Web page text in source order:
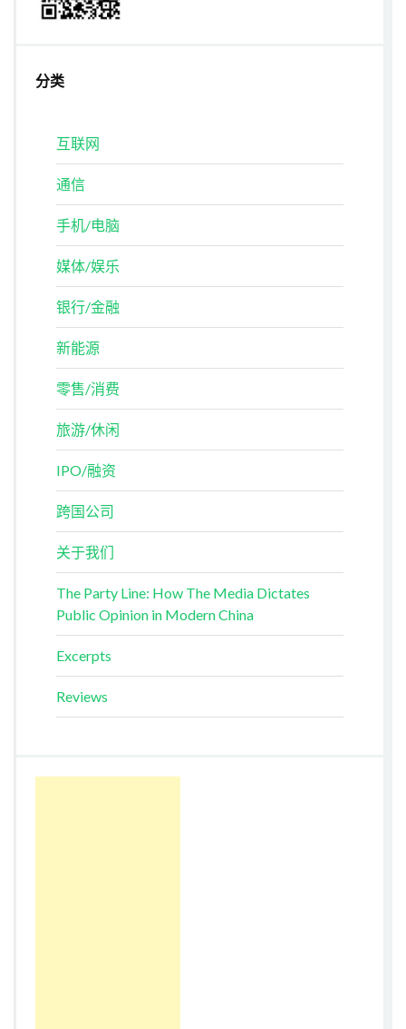
分类
互联网
通信
手机/电脑
媒体/娱乐
银行/金融
新能源
零售/消费
旅游/休闲
IPO/融资
跨国公司
关于我们
The Party Line: How The Media Dictates
Public Opinion in Modern China
Excerpts
Reviews